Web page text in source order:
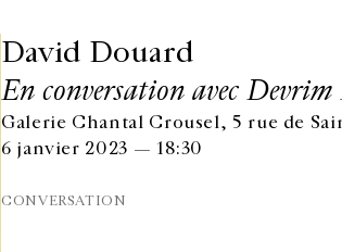
David Douard
En conversation avec
Galerie Chantal Crousel, 5 rue de
6 janvier 2023 — 18:30
CONVERSATION